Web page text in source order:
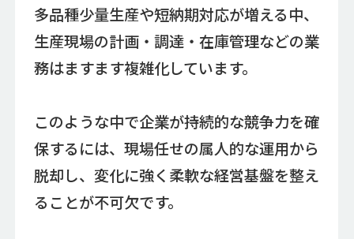
多品種少量生産や短納期対応が増える中、
生産現場の計画・調達・在庫管理などの業
務はますます複雑化しています。
このような中で企業が持続的な競争力を確
保するには、現場任せの属人的な運用から
脱却し、変化に強く柔軟な経営基盤を整え
ることが不可欠です。